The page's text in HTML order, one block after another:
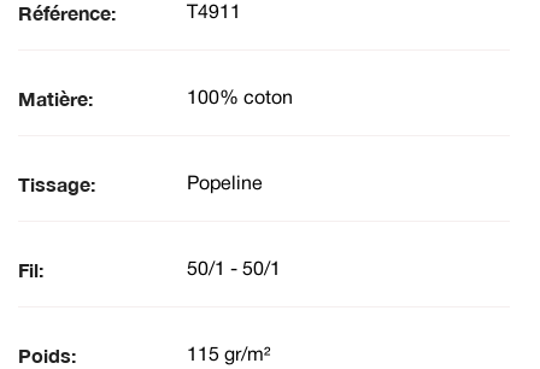
Référence: T4911
Matière: 100% coton
Tissage: Popeline
Fil: 50/1 - 50/1
Poids: 115 gr/m²